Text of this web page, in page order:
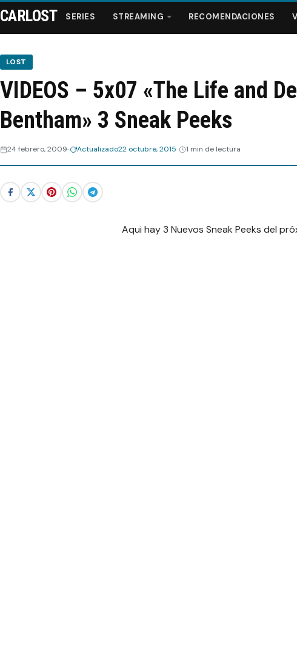
Series
Streaming
Videos
CARLOST SERIES STREAMING RECOMENDACIONES
LOST
VIDEOS – 5x07 «The Life and
Bentham» 3 Sneak Peeks
24 febrero, 2009 Actualizado22 octubre, 2015 1 min de lectura
Aqui hay 3 Nuevos Sneak Peeks del